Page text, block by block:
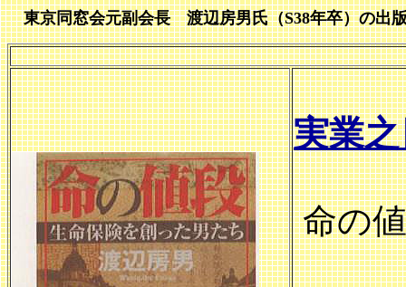
東京同窓会元副会長 渡辺房男氏（S38年卒）の出
実業
命の